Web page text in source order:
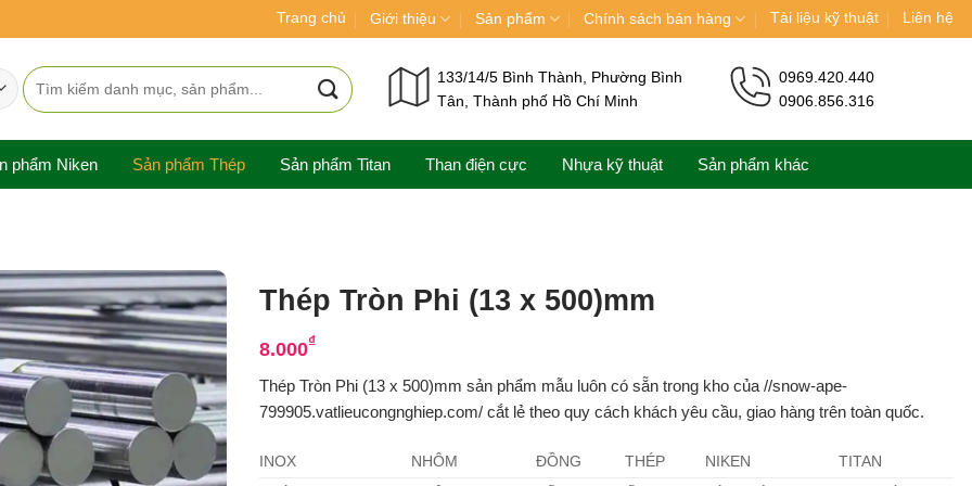
Trang chủ Giới thiệu Sản phẩm Chính sách bán hàng Tài liệu kỹ thuật Liên hệ
Tìm
kiếm:
133/14/5 Bình Thành, Phường Bình
Tân, Thành phố Hồ Chí Minh
0969.420.440
0906.856.316
phẩm Niken Sản phẩm Thép Sản phẩm Titan Than điện cực Nhựa kỹ thuật Sản phẩm khác
Thép Tròn Phi (13 x 500)mm
8.000₫
Thép Tròn Phi (13 x 500)mm sản phẩm mẫu luôn có sẵn trong kho của //snow-ape-
799905.vatlieucongnghiep.com/ cắt lẻ theo quy cách khách yêu cầu, giao hàng trên toàn quốc.
INOX NHÔM ĐỒNG THÉP NIKEN
TITAN